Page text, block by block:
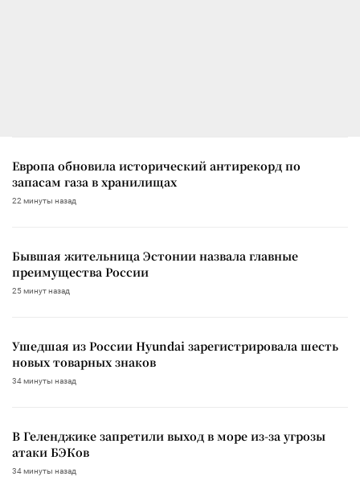
Европа обновила исторический антирекорд по
запасам газа в хранилищах
22 минуты назад
Бывшая жительница Эстонии назвала главные
преимущества России
25 минут назад
Ушедшая из России Hyundai зарегистрировала шесть
новых товарных знаков
34 минуты назад
В Геленджике запретили выход в море из-за угрозы
атаки БЭКов
34 минуты назад